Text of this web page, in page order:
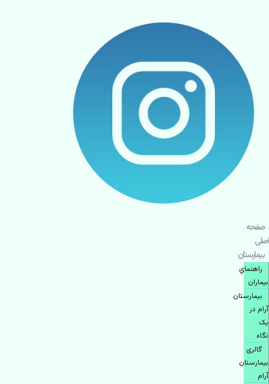
صفحه
اصلی
بيمارستان
راهنماي
بیماران
بیمارستان
آرام در
یک
نگاه
گالری
بیمارستان
آرام